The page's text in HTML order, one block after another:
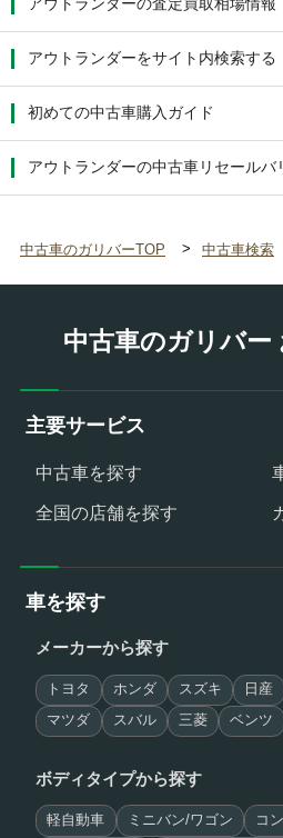
アウトランダーの査定買取相場情報
アウトランダーをサイト内検索する
初めての中古車購入ガイド
アウトランダーの中古車リセールバ
中古車のガリバーTOP 中古車検索
中古車のガリバー
主要サービス
中古車を探す
全国の店舗を探す
車を探す
メーカーから探す
トヨタ ホンダ スズキ 日産
マツダ スバル 三菱 ベンツ
ボディタイプから探す
軽自動車 ミニバン/ワゴン コ